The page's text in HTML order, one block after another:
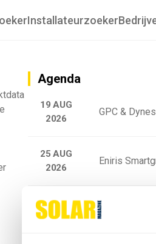
Installateurzoeker
Agenda
19 AUG
2026
GPC &
25 AUG
2026
Eniris
25 AUG
2026
Sigenergy